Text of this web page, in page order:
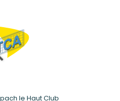
le Haut Club